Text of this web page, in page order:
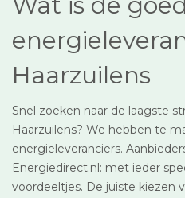
Haarzuilens
Snel zoeken naar de laagste
Haarzuilens? We hebben te
energieleveranciers.
Energiedirect.nl: met ieder
voordeeltjes. De juiste kiezen